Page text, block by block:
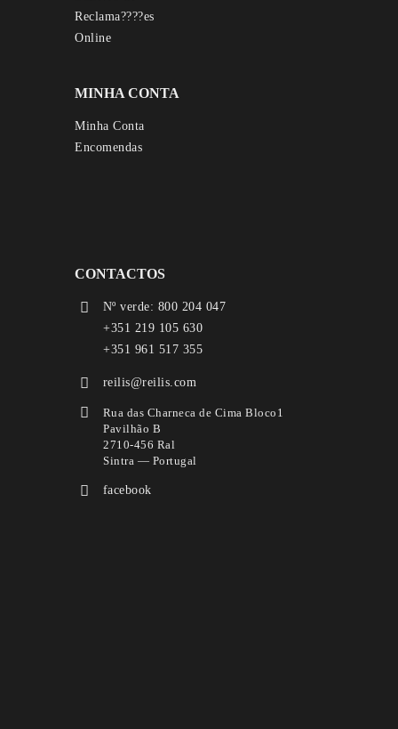
MINHA CONTA
Minha Conta
Encomendas
CONTACTOS
Nº verde: 800 204 047
+351 219 105 630
+351 961 517 355
reilis@reilis.com
Rua das Charneca de Cima Bloco1
Pavilhão B
2710-456 Ral
Sintra — Portugal
facebook